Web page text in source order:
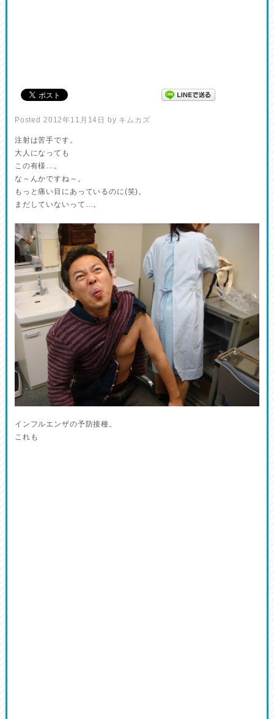
Posted 2012年11月14日 by キムカズ
注射は苦手です。
大人になっても
この有様…。
な～んかですね～。
もっと痛い目にあっているのに(笑)。
まだしていないって…。
インフルエンザの予防接種。
これも